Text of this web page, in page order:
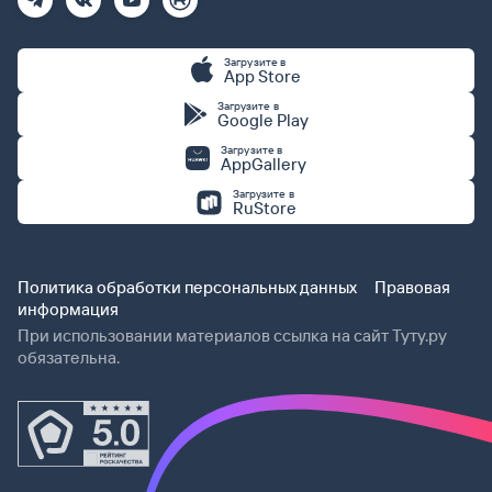
Загрузите в
App Store
Загрузите в
Google Play
Загрузите в
AppGallery
Загрузите в
RuStore
Политика обработки персональных данных
Правовая
информация
При использовании материалов ссылка на сайт Туту.ру
обязательна.